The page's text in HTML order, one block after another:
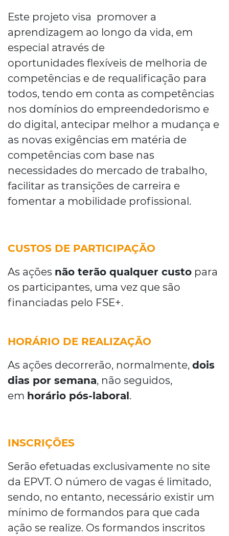
Este projeto visa promover a
aprendizagem ao longo da vida, em
especial através de
oportunidades flexíveis de melhoria de
competências e de requalificação para
todos, tendo em conta as competências
nos domínios do empreendedorismo e
do digital, antecipar melhor a mudança e
as novas exigências em matéria de
competências com base nas
necessidades do mercado de trabalho,
facilitar as transições de carreira e
fomentar a mobilidade profissional.
CUSTOS DE PARTICIPAÇÃO
As ações não terão qualquer custo para
os participantes, uma vez que são
financiadas pelo FSE+.
HORÁRIO DE REALIZAÇÃO
As ações decorrerão, normalmente, dois
dias por semana, não seguidos,
em horário pós-laboral.
INSCRIÇÕES
Serão efetuadas exclusivamente no site
da EPVT. O número de vagas é limitado,
sendo, no entanto, necessário existir um
mínimo de formandos para que cada
ação se realize. Os formandos inscritos